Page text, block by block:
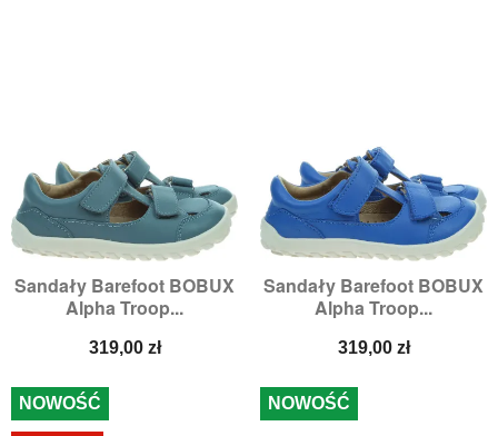
Sandały Barefoot BOBUX
Alpha Troop...
Cena
319,00 zł
Sandały Barefoot BOBUX
Alpha Troop...
Cena
319,00 zł
NOWOŚĆ NOWOŚĆ